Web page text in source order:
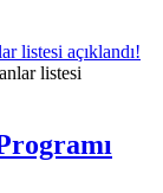
listesi açıklandı!